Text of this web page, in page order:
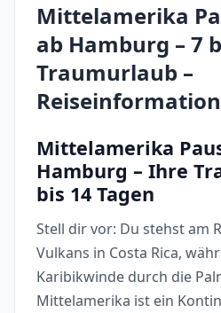
Mittelamerika
ab Hamburg – 7
Traumurlaub –
Mittelamerika
Hamburg – Ihre
bis 14 Tagen
Stell dir vor: Du stehst am
Vulkans in Costa Rica,
Karibikwinde durch die
Mittelamerika ist ein